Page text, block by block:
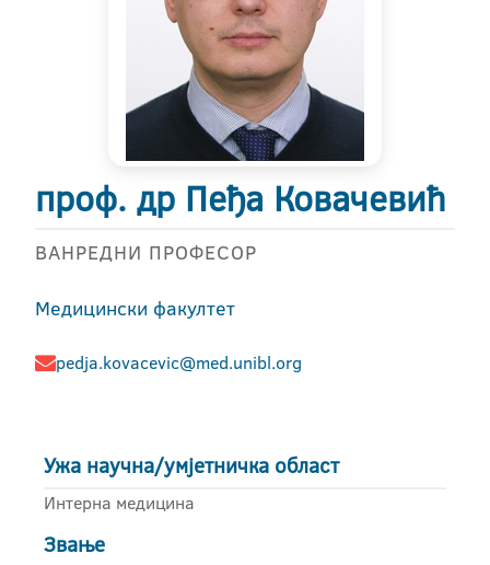
проф. др Пеђа Ковачевић
ВАНРЕДНИ ПРОФЕСОР
Медицински факултет
pedja.kovacevic@med.unibl.org
Ужа научна/умјетничка област
Интерна медицина
Звање